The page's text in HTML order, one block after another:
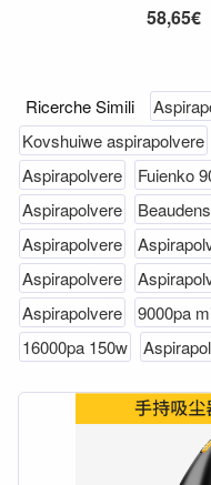
58,65€
Ricerche Simili
Kovshuiwe aspirapolvere
Aspirapolvere
Fuienko
Aspirapolvere
Aspirapolvere
Aspirapolvere
Aspirapolvere
9000pa
16000pa 150w